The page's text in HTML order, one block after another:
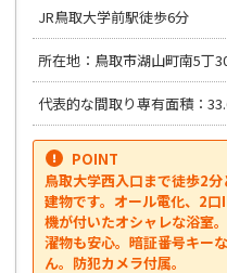
JR鳥取大学前駅徒歩6分
所在地：鳥取市湖山町南5丁
代表的な間取り専有面積：
POINT
鳥取大学西入口まで徒歩2
建物です。オール電化、2
機が付いたオシャレな浴室
濯物も安心。暗証番号キー
ん。防犯カメラ付属。